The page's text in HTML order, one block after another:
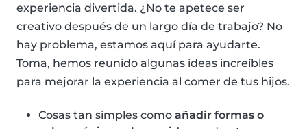
experiencia divertida. ¿No te apetece ser
creativo después de un largo día de trabajo? No
hay problema, estamos aquí para ayudarte.
Toma, hemos reunido algunas ideas increíbles
para mejorar la experiencia al comer de tus hijos.
Cosas tan simples como añadir formas o